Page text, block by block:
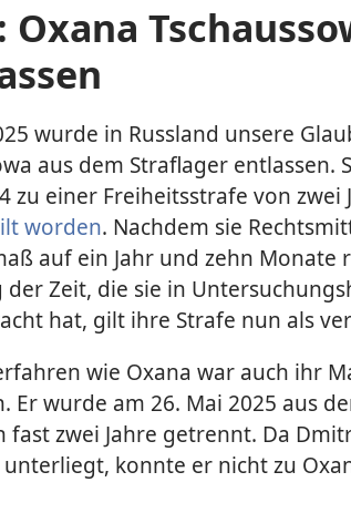
Oxana
wurde in Russland unsere
aus dem Straflager entlassen.
zu einer Freiheitsstrafe von zwei
worden. Nachdem sie
auf ein Jahr und zehn Monate
der Zeit, die sie in
hat, gilt ihre Strafe nun als
wie Oxana war auch ihr
wurde am 26. Mai 2025 aus
fast zwei Jahre getrennt. Da
konnte er nicht zu